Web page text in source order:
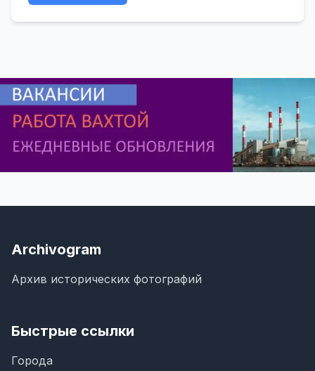
Archivogram
Архив исторических фотографий
Быстрые ссылки
Города